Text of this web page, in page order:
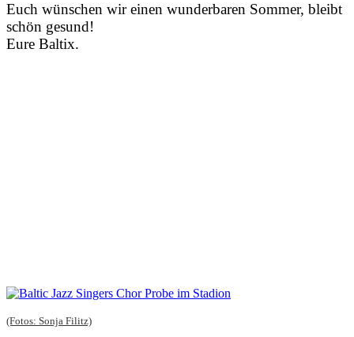
Euch wünschen wir einen wunderbaren Sommer, bleibt
schön gesund!
Eure Baltix.
(Fotos: Sonja Filitz)